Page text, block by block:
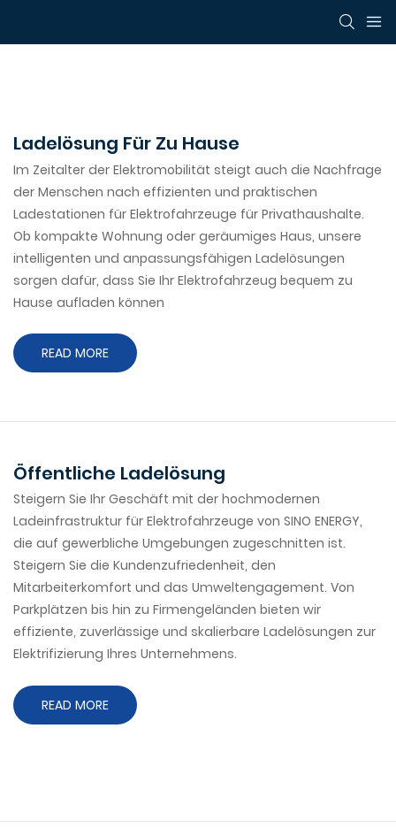
Ladelösung Für Zu Hause
Im Zeitalter der Elektromobilität steigt auch die Nachfrage
der Menschen nach effizienten und praktischen
Ladestationen für Elektrofahrzeuge für Privathaushalte.
Ob kompakte Wohnung oder geräumiges Haus, unsere
intelligenten und anpassungsfähigen Ladelösungen
sorgen dafür, dass Sie Ihr Elektrofahrzeug bequem zu
Hause aufladen können
READ MORE
Öffentliche Ladelösung
Steigern Sie Ihr Geschäft mit der hochmodernen
Ladeinfrastruktur für Elektrofahrzeuge von SINO ENERGY,
die auf gewerbliche Umgebungen zugeschnitten ist.
Steigern Sie die Kundenzufriedenheit, den
Mitarbeiterkomfort und das Umweltengagement. Von
Parkplätzen bis hin zu Firmengeländen bieten wir
effiziente, zuverlässige und skalierbare Ladelösungen zur
Elektrifizierung Ihres Unternehmens.
READ MORE